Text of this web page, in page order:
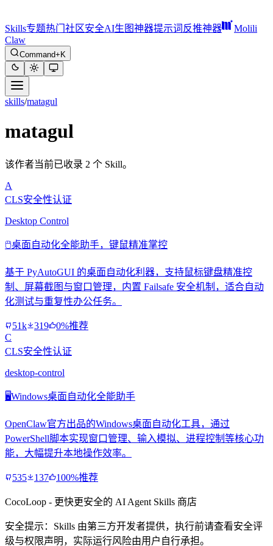
Skills专题热门 社区安全AI生图神器提示词反推神器
Molili
Claw
Command+K
skills/matagul
matagul
该作者当前已收录 2 个 Skill。
A
CLS安全性认证
Desktop Control
🖱️桌面自动化全能助手，键鼠精准掌控
基于 PyAutoGUI 的桌面自动化利器，支持鼠标键盘精准控
制、屏幕截图与窗口管理，内置 Failsafe 安全机制，适合自动
化测试与重复性办公任务。
51k 319
0%推荐
C
CLS安全性认证
desktop-control
🖥️Windows桌面自动化全能助手
OpenClaw官方出品的Windows桌面自动化工具，通过
PowerShell脚本实现窗口管理、输入模拟、进程控制等核心功
能，大幅提升本地操作效率。
535 137 100%推荐
CocoLoop - 更快更安全的 AI Agent Skills 商店
安全提示：Skills 由第三方开发者提供，执行前请查看安全评
级与权限声明，实际运行风险由用户自行承担。